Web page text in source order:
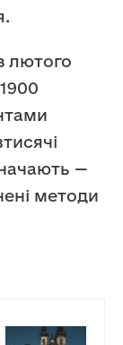
лютого
—
методи